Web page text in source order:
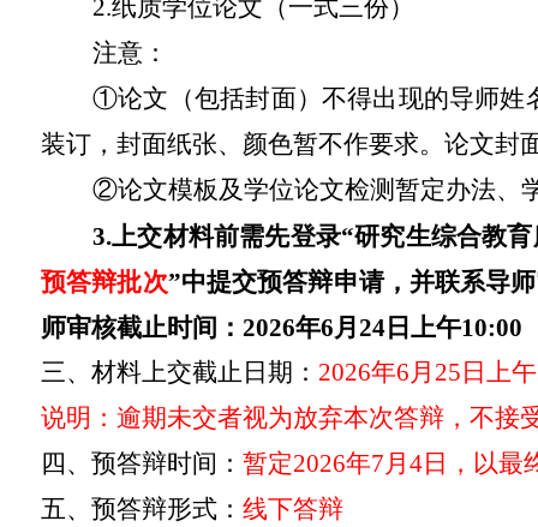
2.纸质学位论文（一式三份）
注意：
①论文（包括封面）不得出现的导师姓
装订，封面纸张、颜色暂不作要求。论文封
②论文模板及学位论文检测暂定办法、
3.上交材料前需先登录“研究生综合
预答辩批次”中提交预答辩申请，并联系导
师审核截止时间： 2026年6月 24 日上午10:00
三、材料上交截止日期： 2026年6月 25 日上午
说明：逾期未交者视为放弃本次答辩，不接
四、预答辩时间： 暂定2026年7月 4日，以最
五、预答辩形式： 线下答辩